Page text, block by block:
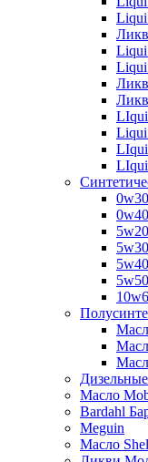
Liqui
Liqui
5w40
5w50
Масло
Bardahl
Meguin
Масло